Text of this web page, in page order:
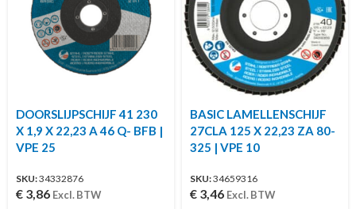
DOORSLIJPSCHIJF 41 230
X 1,9 X 22,23 A 46 Q- BFB |
VPE 25
SKU:34332876
€ 3,86 Excl. BTW
BASIC LAMELLENSCHIJF
27CLA 125 X 22,23 ZA 80-
325 | VPE 10
SKU:34659316
€ 3,46 Excl. BTW